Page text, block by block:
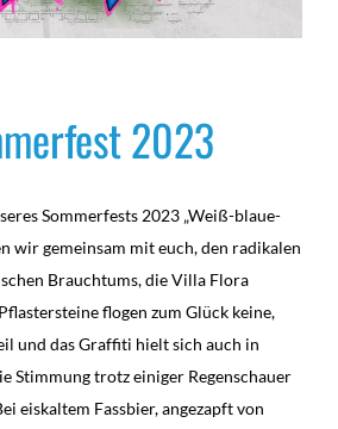
2023
Sommerfests 2023 „Weiß-blaue-
wir gemeinsam mit euch, den radikalen
Brauchtums, die Villa Flora
flogen zum Glück keine,
und das Graffiti hielt sich auch in
Stimmung trotz einiger Regenschauer
eiskaltem Fassbier, angezapft von